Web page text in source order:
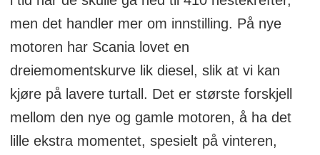
men det handler mer om innstilling. På nye
motoren har Scania lovet en
dreiemomentskurve lik diesel, slik at vi kan
kjøre på lavere turtall. Det er største forskjell
mellom den nye og gamle motoren, å ha det
lille ekstra momentet, spesielt på vinteren,